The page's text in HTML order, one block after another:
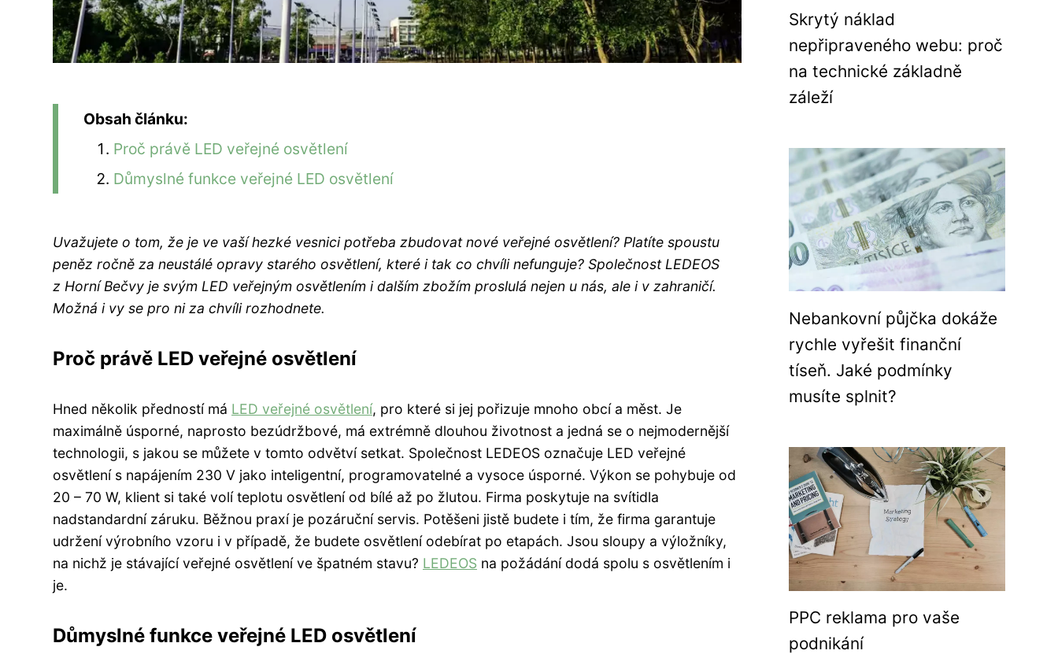
Obsah článku:
Proč právě LED veřejné osvětlení
Důmyslné funkce veřejné LED osvětlení
Uvažujete o tom, že je ve vaší hezké vesnici potřeba zbudovat nové veřejné osvětlení? Platíte spoustu
peněz ročně za neustálé opravy starého osvětlení, které i tak co chvíli nefunguje? Společnost LEDEOS
z Horní Bečvy je svým LED veřejným osvětlením i dalším zbožím proslulá nejen u nás, ale i v zahraničí.
Možná i vy se pro ni za chvíli rozhodnete.
Proč právě LED veřejné osvětlení
Hned několik předností má LED veřejné osvětlení, pro které si jej pořizuje mnoho obcí a měst. Je
maximálně úsporné, naprosto bezúdržbové, má extrémně dlouhou životnost a jedná se o nejmodernější
technologii, s jakou se můžete v tomto odvětví setkat. Společnost LEDEOS označuje LED veřejné
osvětlení s napájením 230 V jako inteligentní, programovatelné a vysoce úsporné. Výkon se pohybuje od
20 – 70 W, klient si také volí teplotu osvětlení od bílé až po žlutou. Firma poskytuje na svítidla
nadstandardní záruku. Běžnou praxí je pozáruční servis. Potěšeni jistě budete i tím, že firma garantuje
udržení výrobního vzoru i v případě, že budete osvětlení odebírat po etapách. Jsou sloupy a výložníky,
na nichž je stávající veřejné osvětlení ve špatném stavu? LEDEOS na požádání dodá spolu s osvětlením i
je.
Důmyslné funkce veřejné LED osvětlení
Skrytý náklad
nepřipraveného webu: proč
na technické základně
záleží
Nebankovní půjčka dokáže
rychle vyřešit finanční
tíseň. Jaké podmínky
musíte splnit?
PPC reklama pro vaše
podnikání